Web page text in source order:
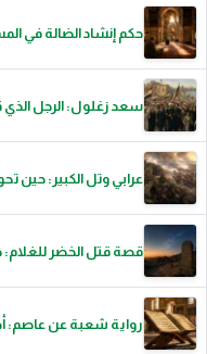
حكم إنشاد الضالة في
سعد زغلول: الرجل الذي
عرابي وتل الكبير: حين
قصة قتل الخضر للغلام:
رواية شعبة عن عاصم: